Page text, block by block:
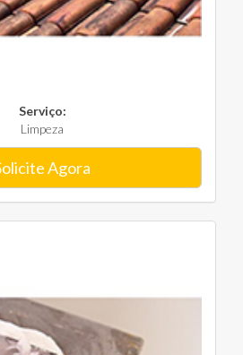
Serviço:
Limpeza
Agora